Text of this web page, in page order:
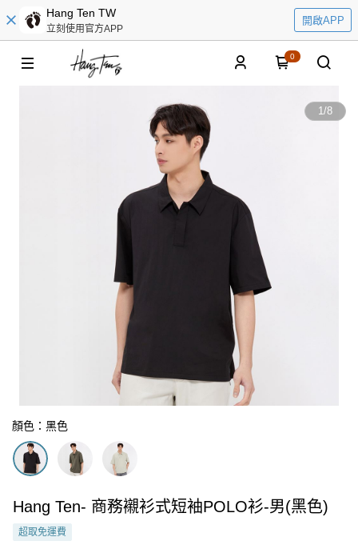
Hang Ten TW
立刻使用官方APP
開啟APP
0
1/8
顏色：黑色
Hang Ten- 商務襯衫式短袖POLO衫-男(黑色)
超取免運費